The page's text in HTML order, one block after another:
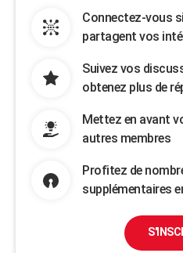
Connectez-vous
partagent vos
Suivez vos
obtenez plus de
Mettez en avant
autres membres
Profitez de
supplémentaires